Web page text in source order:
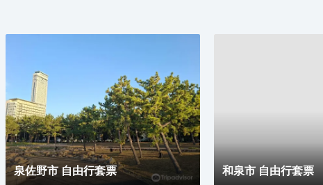
的卧床備有羽絨被和高檔床上用品。提供免費有線和無
泡浴缸和免費洗浴用品。
泉佐野市 自由行套票 和泉市 自由行套票